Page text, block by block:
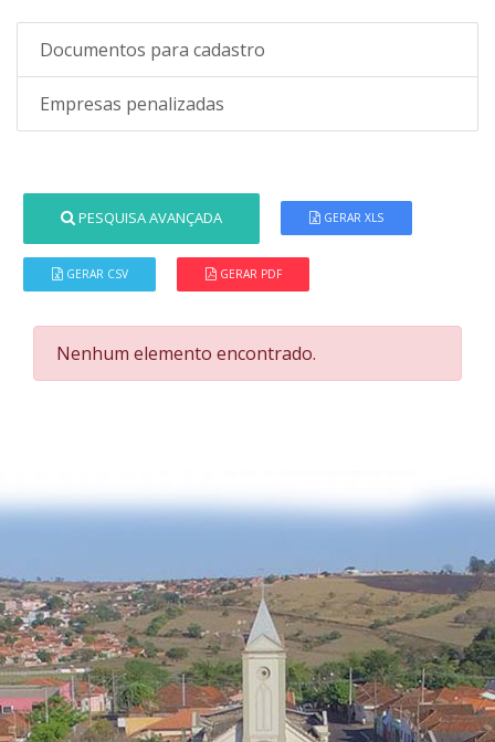
Documentos para cadastro
Empresas penalizadas
PESQUISA AVANÇADA GERAR XLS
GERAR CSV GERAR PDF
Nenhum elemento encontrado.